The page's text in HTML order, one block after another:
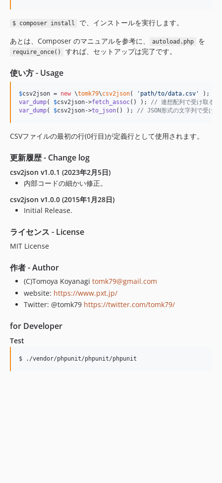
$ composer install
で、インストールを実行します。
あとは、Composer のマニュアルを参考に、
autoload.php を
require_once() すれば、セットアップは完了です。
使い方 - Usage
$csv2json = new \tomk79\csv2json( ' path/to/data.csv '
var_dump( $csv2json->fetch_assoc() ); // 連想配列で受け取る
var_dump( $csv2json->to_json() ); // JSON形式の文字列で受け取
CSVファイルの最初の行(0行目)が定義行として使用されます。
更新履歴 - Change log
csv2json v1.0.1 (2023年2月5日)
内部コードの細かい修正。
csv2json v1.0.0 (2015年1月28日)
Initial Release.
ライセンス - License
MIT License
作者 - Author
(C)Tomoya Koyanagi tomk79@gmail.com
website: https://www.pxt.jp/
Twitter: @tomk79 https://twitter.com/tomk79/
for Developer
Test
$ ./vendor/phpunit/phpunit/phpunit